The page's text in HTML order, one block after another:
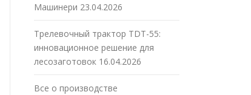
Машинери 23.04.2026
Трелевочный трактор TDT-55:
инновационное решение для
лесозаготовок 16.04.2026
Все о производстве